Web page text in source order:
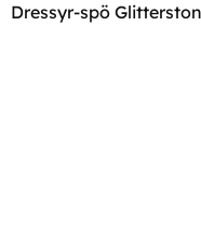
Dressyr-spö